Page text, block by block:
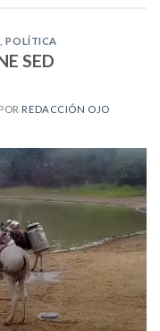
,POLÍTICA
SED
POR REDACCIÓN OJO